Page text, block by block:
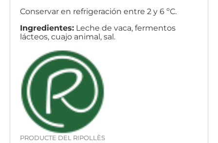
Conservar en refrigeración entre 2 y 6 ºC.
Ingredientes: Leche de vaca, fermentos
lácteos, cuajo animal, sal.
PRODUCTE DEL RIPOLLÈS